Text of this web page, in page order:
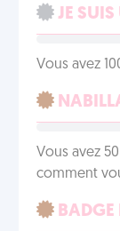
JE
Vous avez
Vous avez
comment
BADGE